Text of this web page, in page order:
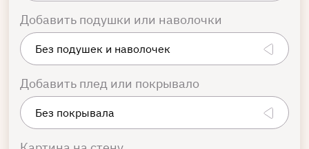
Добавить подушки или наволочки
Добавить плед или покрывало